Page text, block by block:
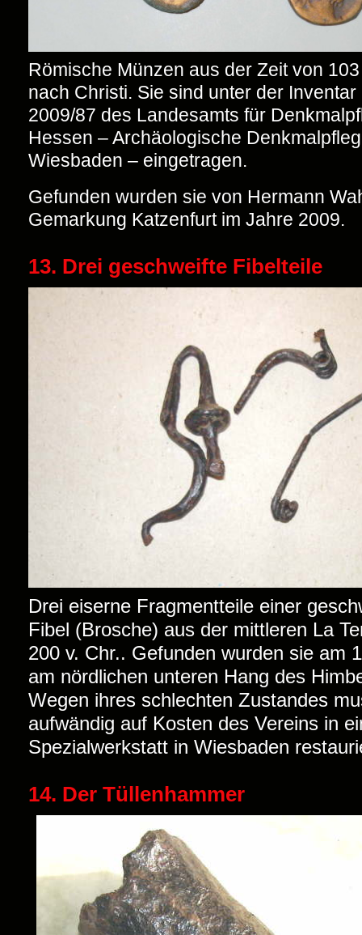
Römische Münzen aus der Zeit von
nach Christi. Sie sind unter der Inventar
2009/87 des Landesamts für
Hessen – Archäologische
Wiesbaden – eingetragen.
Gefunden wurden sie von Hermann
Gemarkung Katzenfurt im Jahre 2009.
13. Drei geschweifte Fibelteile
Drei eiserne Fragmentteile einer
Fibel (Brosche) aus der mittleren La
200 v. Chr.. Gefunden wurden sie am
am nördlichen unteren Hang des
Wegen ihres schlechten Zustandes
aufwändig auf Kosten des Vereins in
Spezialwerkstatt in Wiesbaden
14. Der Tüllenhammer